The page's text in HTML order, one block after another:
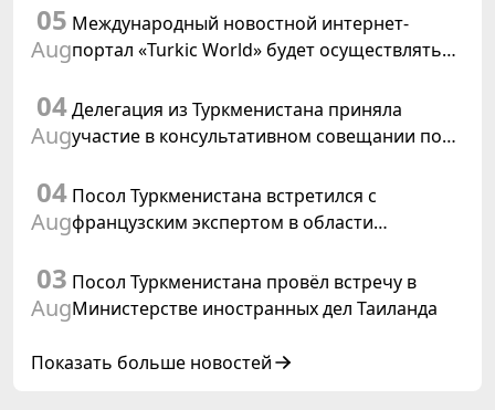
резолюции ООН «Год международного
права, 2028»
05
Aug
Международный новостной интернет-
портал «Turkic World» будет осуществлять
заседания Халк Маслахаты Туркменистана
04
Aug
Делегация из Туркменистана приняла
участие в консультативном совещании по
04
Aug
Посол Туркменистана встретился с
французским экспертом в области
03
Aug
Посол Туркменистана провёл встречу в
Министерстве иностранных дел Таиланда
Показать больше новостей